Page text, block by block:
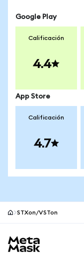
Google Play
Calificación
4.4
App Store
Calificación
4.7
STXon/VSTon